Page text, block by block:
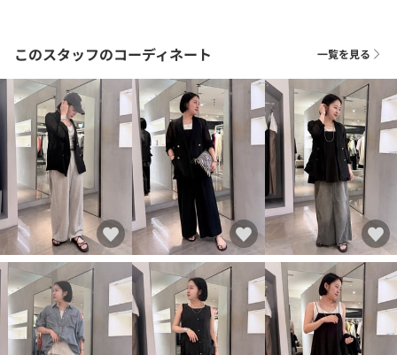
このスタッフのコーディネート 一覧を見る